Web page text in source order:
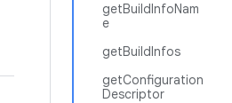
getBuildInfoNam
e
getBuildInfos
getConfiguration
Descriptor